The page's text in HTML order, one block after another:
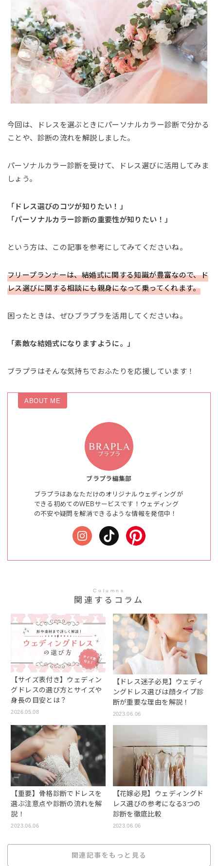
今回は、ドレスを選ぶときにパーソナルカラー診断で分かる
ことや、診断の流れを解説しました。
パーソナルカラー診断を受けて、ドレス選びに活用してみま
しょう。
「ドレス選びのコツが知りたい！」
「パーソナルカラー診断の重要性が知りたい！」
という方は、この記事を参考にしてみてくださいね。
フリープランナーは、結婚式に関する知識が豊富なので、ド
レス選びに関する相談にも親身になって乗ってくれます。
困ったときは、ぜひブラプラを活用してくださいね。
「素敵な結婚式になりますように。」
ブラプラはそんな気持ちでおふたりを応援しています！
ABOUT ME
ブラプラ編集部
ブラプラはあなただけのオリジナルウェディングが
できる初めてのWEBサービスです！ウェディング
の不安や疑問を解消できるような情報を発信中！
Columns
関連するコラム
【サイズ表付き】ウェディン
グドレスの選び方とサイズや
身長の目安とは？
2026.05.08
【ドレス迷子必見】ウェディ
ングドレス選びは顔タイプ診
断が重要な理由を解説！
2023.06.06
【重要】骨格診断でドレスを
選ぶ注意点や診断の流れを解
説！
2023.06.06
【花嫁必見】ウェディングド
レス選びの参考になる3つの
診断を徹底比較
2023.06.06
関連記事をもっと見る